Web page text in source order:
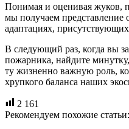
Понимая и оценивая жуков,
мы получаем представление
адаптациях,
В следующий раз, когда вы
пожарника, найдите
ту жизненно важную роль,
хрупкого баланса наших
2 161
Рекомендуем похожие статьи: